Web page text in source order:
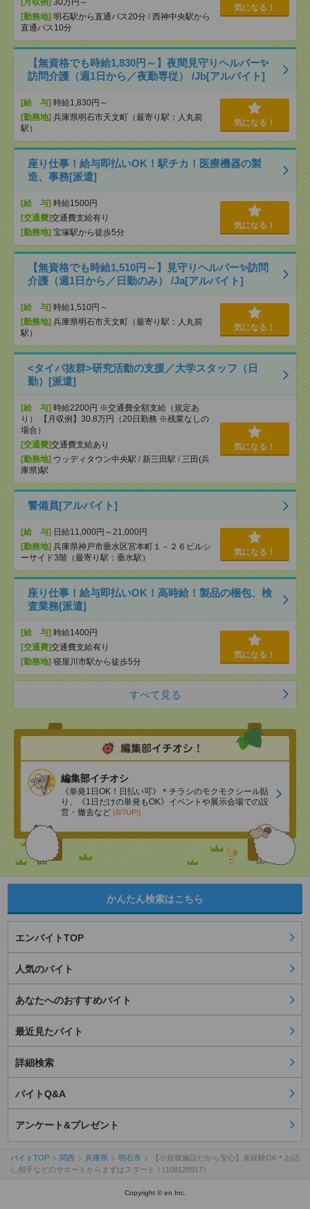
[月収例] 30万円～
[勤務地] 明石駅から直通バス20分 / 西神中央駅から
直通バス10分
気になる！
【無資格でも時給1,830円～】夜間見守りヘルパー✨
訪問介護（週1日から／夜勤専従） /Jb[アルバイト]
[給 与] 時給1,830円～
[勤務地] 兵庫県明石市天文町（最寄り駅：人丸前
駅）
気になる！
座り仕事！給与即払いOK！駅チカ！医療機器の製
造、事務[派遣]
[給 与] 時給1500円
[交通費]交通費支給有り
[勤務地] 宝塚駅から徒歩5分
気になる！
【無資格でも時給1,510円～】見守りヘルパー✨訪問
介護（週1日から／日勤のみ） /Ja[アルバイト]
[給 与] 時給1,510円～
[勤務地] 兵庫県明石市天文町（最寄り駅：人丸前
駅）
気になる！
<タイパ抜群>研究活動の支援／大学スタッフ（日
勤）[派遣]
[給 与] 時給2200円 ※交通費全額支給（規定あ
り） 【月収例】30.8万円（20日勤務 ※残業なしの
場合）
[交通費]交通費支給あり
[勤務地] ウッディタウン中央駅 / 新三田駅 / 三田(兵
庫県)駅
気になる！
警備員[アルバイト]
[給 与] 日給11,000円～21,000円
[勤務地] 兵庫県神戸市垂水区宮本町１－２６ビルシ
ーサイド3階（最寄り駅：垂水駅）
気になる！
座り仕事！給与即払いOK！高時給！製品の梱包、検
査業務[派遣]
[給 与] 時給1400円
[交通費]交通費支給有り
[勤務地] 寝屋川市駅から徒歩5分
気になる！
すべて見る
編集部イチオシ
《単発1日OK！日払い可》＊チラシのモクモクシール貼
り、《1日だけの単発もOK》イベントや展示会場での設
営・撤去など (8/7UP!)
かんたん検索はこちら
エンバイトTOP
人気のバイト
あなたへのおすすめバイト
最近見たバイト
詳細検索
バイトQ&A
アンケート&プレゼント
バイトTOP 関西 兵庫県 明石市
【小規模施設だから安心】未経験OK＊お話
し相手などのサポートからまずはスタート！(109128917）
Copyright © en Inc.